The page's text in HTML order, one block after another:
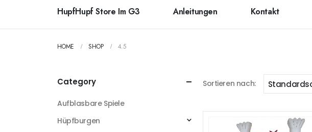
HupfHupf Store Im G3 Anleitungen Kontakt
HOME SHOP 4.5
Sortieren nach:
Category
Aufblasbare Spiele
Hüpfburgen